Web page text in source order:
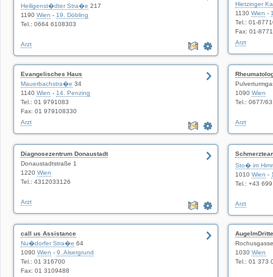
Schwangerschaftsabbruch und Abtreibung
Heiligenst�dter Stra�e 217
1190 Wien - 19. Döbling
Tel.: 0664 6108303
Arzt
Hietzinger
1130 Wien -
Tel.: 01-
Fax: 01-
Arzt
Evangelisches Haus
Mauerbachstra�e 34
1140 Wien - 14. Penzing
Tel.: 01 9791083
Fax: 01 979108330
Arzt
1090 Wien
Tel.: 0677/
Arzt
Diagnosezentrum Donaustadt
Donaustadtstraße 1
1220 Wien
Tel.: 4312033126
Arzt
Massage
Sto� im
1010 Wien -
Tel.: +43
Arzt
call us Assistance
Nu�dorfer Stra�e 64
1090 Wien - 9. Alsergrund
Tel.: 01 316700
Fax: 01 3109488
1030 Wien
Tel.: 01 373